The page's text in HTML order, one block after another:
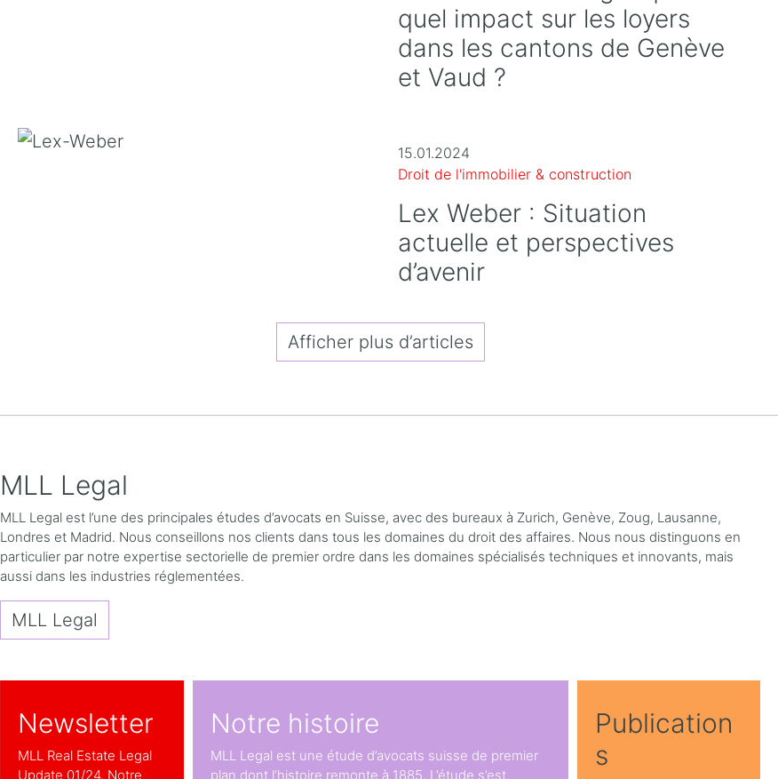
quel impact sur les loyers
dans les cantons de Genève
et Vaud ?
15.01.2024
Droit de l'immobilier & construction
Lex Weber : Situation
actuelle et perspectives
d’avenir
Afficher plus d’articles
MLL Legal
MLL Legal est l’une des principales études d’avocats en Suisse, avec des bureaux à Zurich, Genève, Zoug, Lausanne,
Londres et Madrid. Nous conseillons nos clients dans tous les domaines du droit des affaires. Nous nous distinguons en
particulier par notre expertise sectorielle de premier ordre dans les domaines spécialisés techniques et innovants, mais
aussi dans les industries réglementées.
MLL Legal
Newsletter
MLL Real Estate Legal
Update 01/24. Notre
Notre histoire
MLL Legal est une étude d’avocats suisse de premier
plan dont l’histoire remonte à 1885. L’étude s’est
Publication
s